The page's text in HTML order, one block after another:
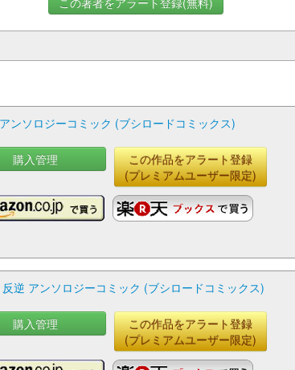
ンソロジーコミック (ブシロードコミックス)
購入管理
この作品をアラート登録
(プレミアムユーザー限定)
逆 アンソロジーコミック (ブシロードコミックス)
購入管理
この作品をアラート登録
(プレミアムユーザー限定)